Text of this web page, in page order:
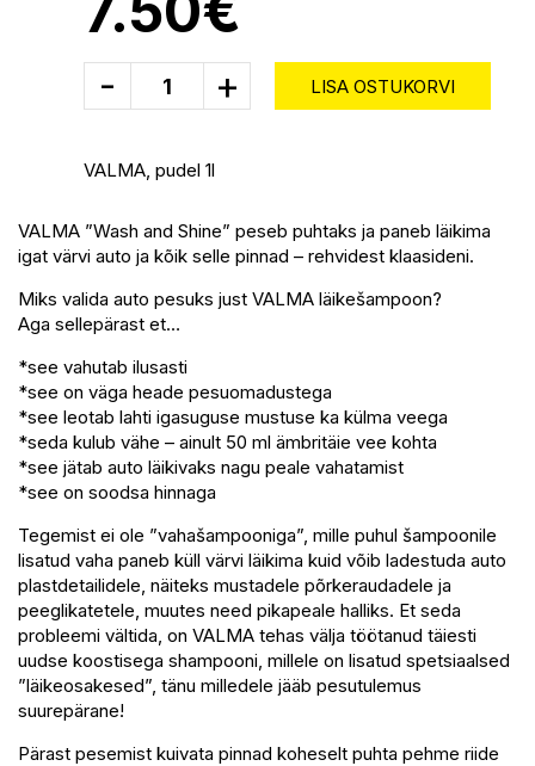
- + LISA OSTUKORVI
VALMA, pudel 1l
VALMA ”Wash and Shine” peseb puhtaks ja paneb läikima
igat värvi auto ja kõik selle pinnad – rehvidest klaasideni.
Miks valida auto pesuks just VALMA läikešampoon?
Aga sellepärast et…
*see vahutab ilusasti
*see on väga heade pesuomadustega
*see leotab lahti igasuguse mustuse ka külma veega
*seda kulub vähe – ainult 50 ml ämbritäie vee kohta
*see jätab auto läikivaks nagu peale vahatamist
*see on soodsa hinnaga
Tegemist ei ole ”vahašampooniga”, mille puhul šampoonile
lisatud vaha paneb küll värvi läikima kuid võib ladestuda auto
plastdetailidele, näiteks mustadele põrkeraudadele ja
peeglikatetele, muutes need pikapeale halliks. Et seda
probleemi vältida, on VALMA tehas välja töötanud täiesti
uudse koostisega shampooni, millele on lisatud spetsiaalsed
”läikeosakesed”, tänu milledele jääb pesutulemus
suurepärane!
Pärast pesemist kuivata pinnad koheselt puhta pehme riide